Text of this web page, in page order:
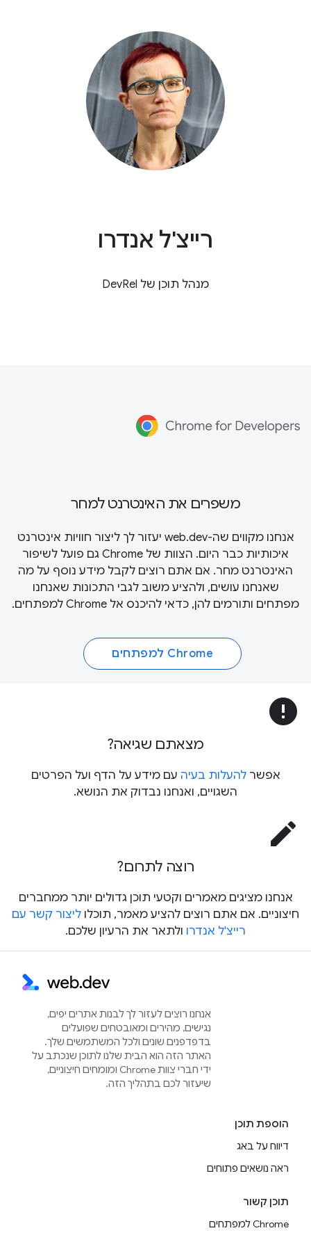
רייצ'ל אנדרו
מנהל תוכן של DevRel
משפרים את האינטרנט למחר
אנחנו מקווים שה-web.dev יעזור לך ליצור חוויות אינטרנט
איכותיות כבר היום. הצוות של Chrome גם פועל לשיפור
האינטרנט מחר. אם אתם רוצים לקבל מידע נוסף על מה
שאנחנו עושים, ולהציע משוב לגבי התכונות שאנחנו
מפתחים ותורמים להן, כדאי להיכנס אל Chrome למפתחים .
Chrome למפתחים
error
מצאתם שגיאה?
אפשרלהעלות בעיה עם מידע על הדף ועל הפרטים
השגויים, ואנחנו נבדוק את הנושא.
edit
רוצה לתרום?
אנחנו מציגים מאמרים וקטעי תוכן גדולים יותר ממחברים
חיצוניים. אם אתם רוצים להציע מאמר, תוכלו ליצור קשר עם
רייצ'ל אנדרו ולתאר את הרעיון שלכם.
אנחנו רוצים לעזור לך לבנות אתרים יפים,
נגישים, מהירים ומאובטחים שפועלים
בדפדפנים שונים ולכל המשתמשים שלך.
האתר הזה הוא הבית שלנו לתוכן שנכתב על
ידי חברי צוות Chrome ומומחים חיצוניים,
שיעזור לכם בתהליך הזה.
הוספת תוכן
דיווח על באג
ראה נושאים פתוחים
תוכן קשור
Chrome למפתחים